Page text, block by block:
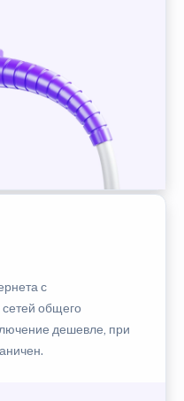
с
общего
дешевле, при